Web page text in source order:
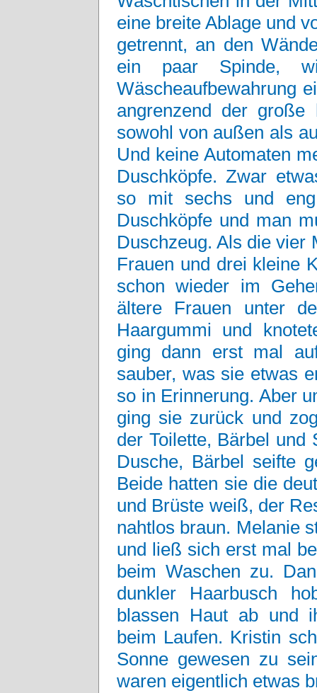
eine breite Ablage und
getrennt, an den
ein paar Spinde,
Wäscheaufbewahrung
angrenzend der große
sowohl von außen als
Und keine Automaten
Duschköpfe. Zwar
so mit sechs und
Duschköpfe und man
Duschzeug. Als die vier
Frauen und drei kleine
schon wieder im
ältere Frauen unter
Haargummi und
ging dann erst mal
sauber, was sie etwas
so in Erinnerung. Aber
ging sie zurück und
der Toilette, Bärbel und
Dusche, Bärbel seifte
Beide hatten sie die
und Brüste weiß, der
nahtlos braun. Melanie
und ließ sich erst mal
beim Waschen zu.
dunkler Haarbusch
blassen Haut ab und
beim Laufen. Kristin
Sonne gewesen zu
waren eigentlich etwas